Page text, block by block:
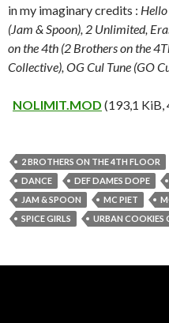
in my imaginary credits :
(Jam & Spoon), 2 Unlimited,
on the 4th (2 Brothers on the
Collective), OG Cul Tune (GO
NOLIMIT.MOD (193,1 KiB,
2 BROTHERS ON THE 4TH FLOOR
DANCE
DEF DAMES DOPE
JAM & SPOON
MC PIET
SPICE GIRLS
URBAN COOKIES